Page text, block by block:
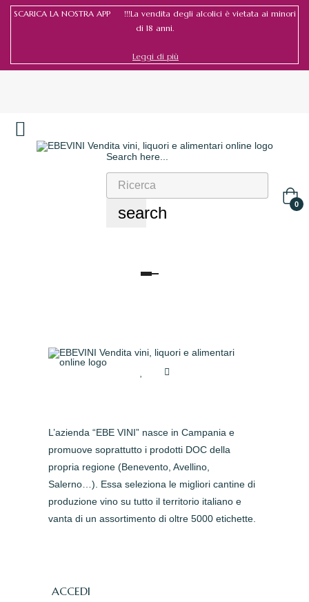
SCARICA LA NOSTRA APP !!!La vendita degli alcolici è vietata ai minori
di 18 anni.
Leggi di più
Search here...
search 0
navigazione
L’azienda “EBE VINI” nasce in Campania e
promuove soprattutto i prodotti DOC della
propria regione (Benevento, Avellino,
Salerno…). Essa seleziona le migliori cantine di
produzione vino su tutto il territorio italiano e
vanta di un assortimento di oltre 5000 etichette.
ACCEDI